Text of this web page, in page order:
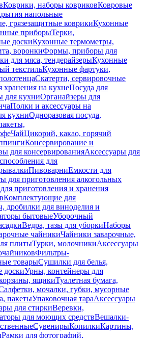
Коврики, наборы ковриковКовровые
напольные
грязезащитные коврикиКухонные
приборыТерки,
доскиКухонные термометры,
воронкиФормы, приборы для
для мяса, тендерайзерыКухонные
текстильКухонные фартуки,
Скатерти, сервировочные
хранения на кухнеПосуда для
для кухниОрганайзеры для
Полки и аксессуары на
кухниОдноразовая посуда,
ЧайЦикорий, какао, горячий
Консервирование и
для консервированияАксессуары для
для
ПивоварниЕмкости для
для приготовления алкогольных
приготовления и хранения
Комплектующие для
дробилки для виноделия и
бытовыеУборочный
Ведра, тазы для уборкиНаборы
чайникиЧайники заварочные,
плитыТурки, молочникиАксессуары
Фильтры-
товарыСушилки для белья,
доскиУрны, контейнеры для
ящикиТуалетная бумага,
мочалки, губки, мусорные
пакетыУпаковочная тараАксессуары
для стиркиВеревки,
для моющих средствВешалки-
СувенирыКопилкиКартины,
Рамки для фотографий,